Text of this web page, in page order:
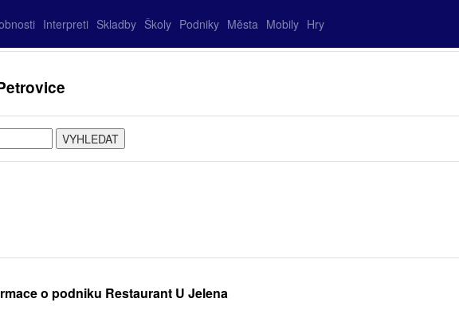
Interpreti Skladby Školy Podniky Města Mobily Hry
o podniku Restaurant U Jelena